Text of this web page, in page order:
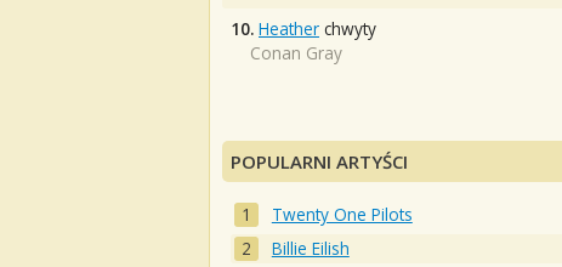
10. Heather chwyty
Conan Gray
POPULARNI ARTYŚCI
Twenty One Pilots
Billie Eilish